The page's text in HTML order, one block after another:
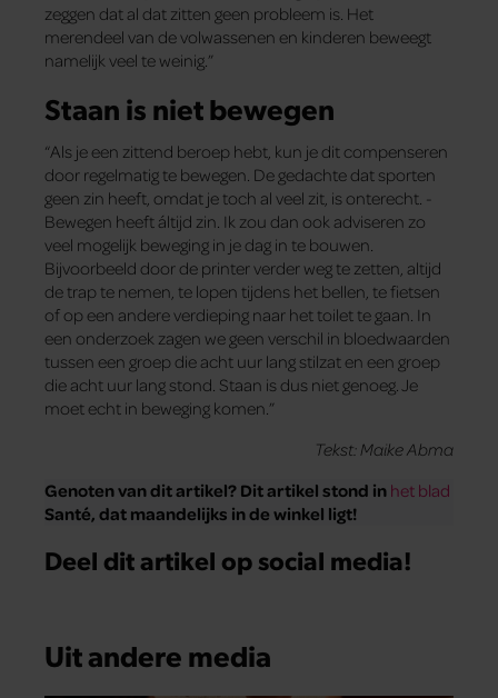
zeggen dat al dat zitten geen probleem is. Het
merendeel van de volwassenen en kinderen beweegt
namelijk veel te weinig.”
Staan is niet bewegen
“Als je een zittend beroep hebt, kun je dit compenseren
door regelmatig te bewegen. De gedachte dat sporten
geen zin heeft, omdat je toch al veel zit, is onterecht. ­
Bewegen heeft áltijd zin. Ik zou dan ook adviseren zo
veel mogelijk beweging in je dag in te bouwen.
Bijvoorbeeld door de printer verder weg te zetten, altijd
de trap te nemen, te lopen tijdens het bellen, te fietsen
of op een andere verdieping naar het toilet te gaan. In
een onderzoek zagen we geen verschil in bloedwaarden
tussen een groep die acht uur lang stilzat en een groep
die acht uur lang stond. Staan is dus niet genoeg. Je
moet echt in beweging komen.”
Tekst: Maike Abma
Genoten van dit artikel? Dit artikel stond in het blad
Santé, dat maandelijks in de winkel ligt!
Deel dit artikel op social media!
Uit andere media